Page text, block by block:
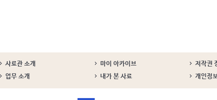
사료관 소개 마이 아카이브
저작권
업무 소개
내가 본 사료 개인정